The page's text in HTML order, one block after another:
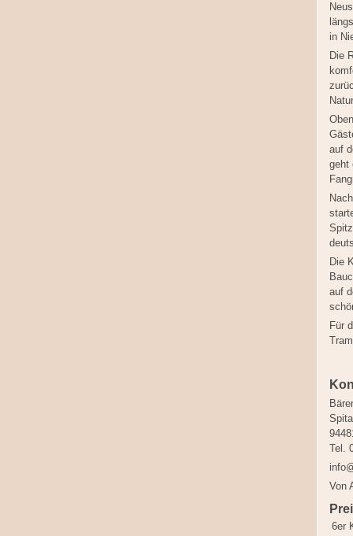
in
Die
auf
geht
Die
auf
Für
Tel.
Von
6er